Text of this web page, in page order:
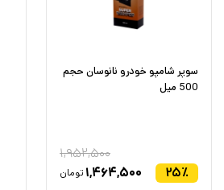
سوپر شامپو خودرو نانوسان حجم
500 میل
۲۵٪
۱,۹۵۲,۵۰۰
۱,۴۶۴,۵۰۰ تومان